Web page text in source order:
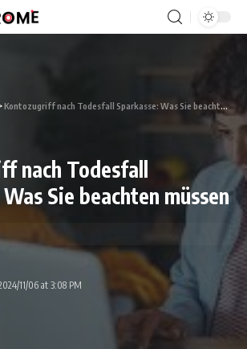
Kontozugriff nach Todesfall Sparkasse: Was Sie beachten müssen
nach Todesfall
Sie beachten müssen
11/06 at 3:08 PM